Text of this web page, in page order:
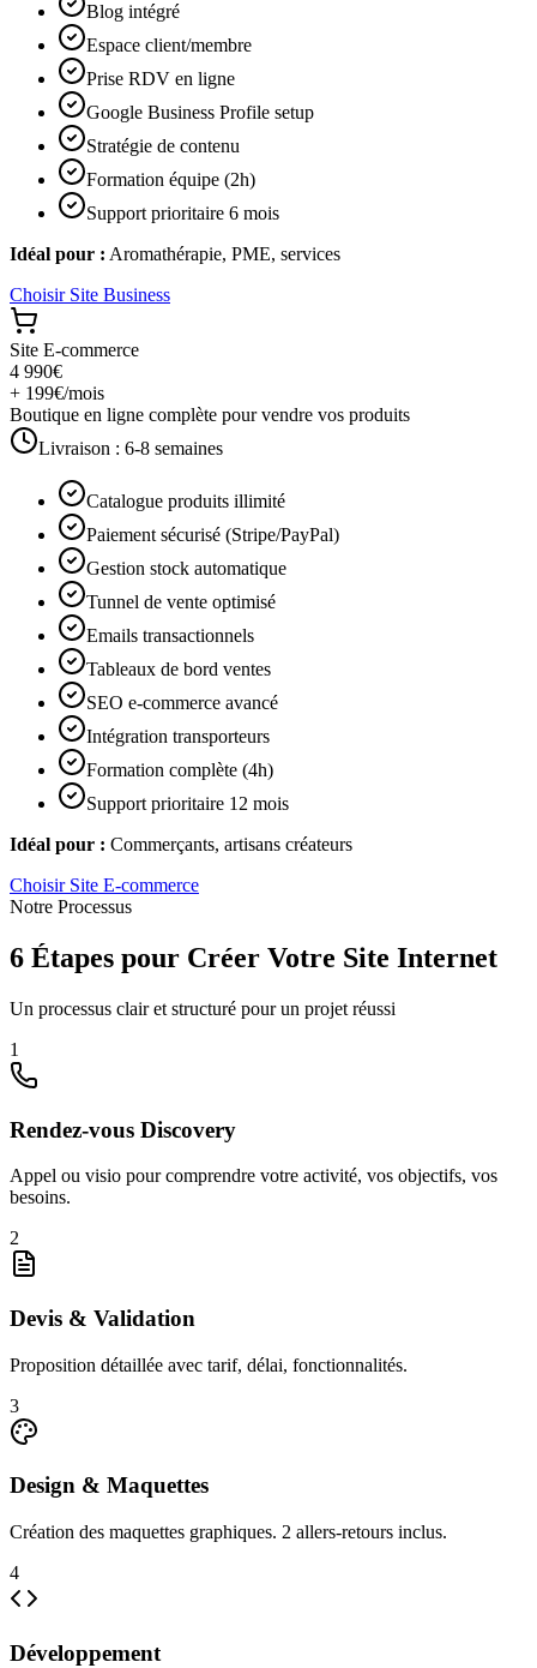
Blog intégré
Espace client/membre
Prise RDV en ligne
Google Business Profile setup
Stratégie de contenu
Formation équipe (2h)
Support prioritaire 6 mois
Idéal pour : Aromathérapie, PME, services
Choisir Site Business
Site E-commerce
4 990€
+ 199€/mois
Boutique en ligne complète pour vendre vos produits
Livraison : 6-8 semaines
Catalogue produits illimité
Paiement sécurisé (Stripe/PayPal)
Gestion stock automatique
Tunnel de vente optimisé
Emails transactionnels
Tableaux de bord ventes
SEO e-commerce avancé
Intégration transporteurs
Formation complète (4h)
Support prioritaire 12 mois
Idéal pour : Commerçants, artisans créateurs
Choisir Site E-commerce
Notre Processus
6 Étapes pour Créer Votre Site Internet
Un processus clair et structuré pour un projet réussi
1
Rendez-vous Discovery
Appel ou visio pour comprendre votre activité, vos objectifs, vos
besoins.
2
Devis & Validation
Proposition détaillée avec tarif, délai, fonctionnalités.
3
Design & Maquettes
Création des maquettes graphiques. 2 allers-retours inclus.
4
Développement